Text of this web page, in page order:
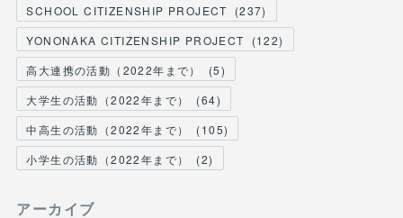
SCHOOL CITIZENSHIP PROJECT
(237)
YONONAKA CITIZENSHIP PROJECT
(122)
高大連携の活動（2022年まで）
(5)
大学生の活動（2022年まで）
(64)
中高生の活動（2022年まで）
(105)
小学生の活動（2022年まで）
(2)
アーカイブ